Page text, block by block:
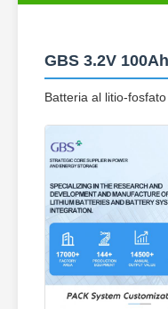
GBS 3.2V
Batteria al litio-